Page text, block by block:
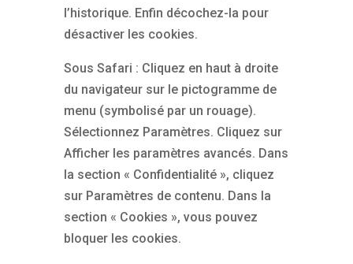
l’historique. Enfin décochez-la pour
désactiver les cookies.
Sous Safari : Cliquez en haut à droite
du navigateur sur le pictogramme de
menu (symbolisé par un rouage).
Sélectionnez Paramètres. Cliquez sur
Afficher les paramètres avancés. Dans
la section « Confidentialité », cliquez
sur Paramètres de contenu. Dans la
section « Cookies », vous pouvez
bloquer les cookies.